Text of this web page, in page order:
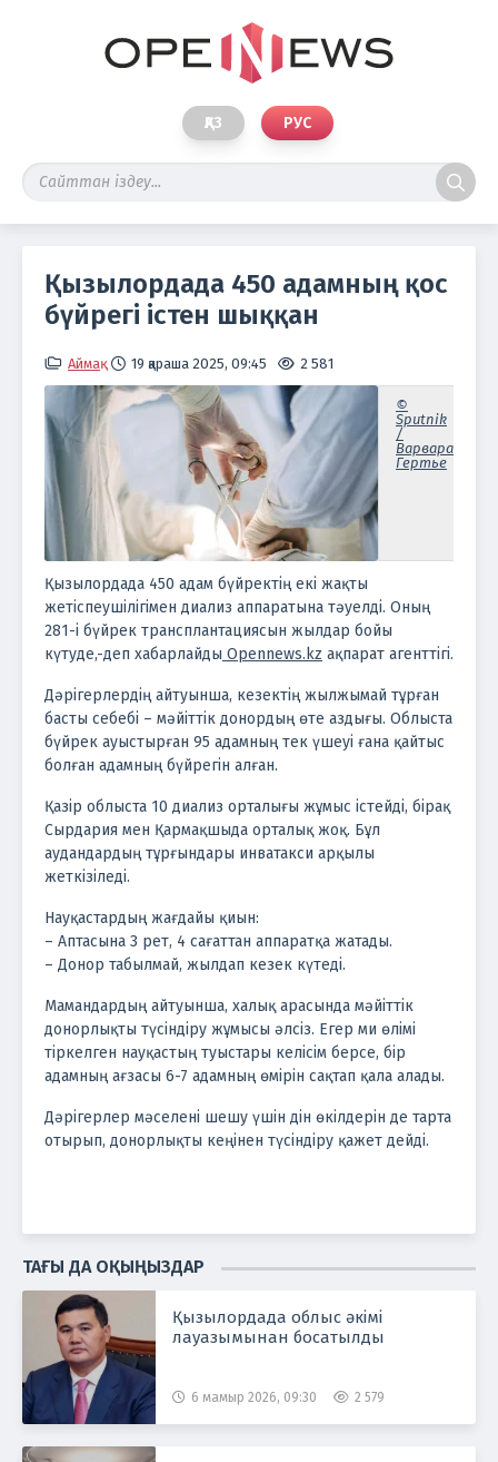
ҚАЗ РУС
Қызылордада 450 адамның қос
бүйрегі істен шыққан
Аймақ 19 қараша 2025, 09:45 2 581
©
Sputnik
/
Варвара
Гертье
Қызылордада 450 адам бүйректің екі жақты
жетіспеушілігімен диализ аппаратына тәуелді. Оның
281-і бүйрек трансплантациясын жылдар бойы
күтуде,-деп хабарлайды Opennews.kz ақпарат агенттігі.
Дәрігерлердің айтуынша, кезектің жылжымай тұрған
басты себебі – мәйіттік донордың өте аздығы. Облыста
бүйрек ауыстырған 95 адамның тек үшеуі ғана қайтыс
болған адамның бүйрегін алған.
Қазір облыста 10 диализ орталығы жұмыс істейді, бірақ
Сырдария мен Қармақшыда орталық жоқ. Бұл
аудандардың тұрғындары инватакси арқылы
жеткізіледі.
Науқастардың жағдайы қиын:
– Аптасына 3 рет, 4 сағаттан аппаратқа жатады.
– Донор табылмай, жылдап кезек күтеді.
Мамандардың айтуынша, халық арасында мәйіттік
донорлықты түсіндіру жұмысы әлсіз. Егер ми өлімі
тіркелген науқастың туыстары келісім берсе, бір
адамның ағзасы 6-7 адамның өмірін сақтап қала алады.
Дәрігерлер мәселені шешу үшін дін өкілдерін де тарта
отырып, донорлықты кеңінен түсіндіру қажет дейді.
ТАҒЫ ДА ОҚЫҢЫЗДАР
Қызылордада облыс әкімі
лауазымынан босатылды
6 мамыр 2026, 09:30 2 579